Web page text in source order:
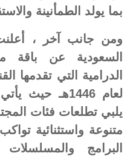
بما يولد الطمأنينة
ومن جانب آخر ، أعلنت
السعودية عن باقة
لعام 1446هـ
يلبي تطلعات فئات
متنوعة واستثنائية
البرامج